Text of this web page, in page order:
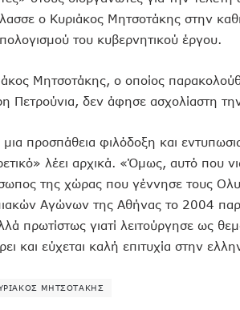
ο Κυριάκος Μητσοτάκης στην
του κυβερνητικού έργου.
Μητσοτάκης, ο οποίος
Πετρούνια, δεν άφησε ασχολίαστη
προσπάθεια φιλόδοξη και
λέει αρχικά. «Όμως, αυτό που
της χώρας που γέννησε τους
Αγώνων της Αθήνας το 2004
πρωτίστως γιατί λειτούργησε ως
και εύχεται καλή επιτυχία στην
ΜΗΤΣΟΤΆΚΗΣ